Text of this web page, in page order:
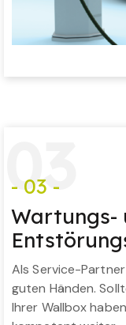
03
- 03 -
Wartungs-
Als Service-
guten Händen.
Ihrer Wallbox